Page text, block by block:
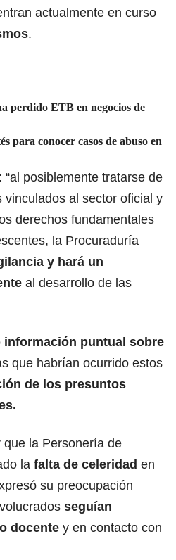
actualmente en curso
.
perdido ETB en negocios de
para conocer casos de abuso en
posiblemente tratarse de
vinculados al sector oficial y
derechos fundamentales
la Procuraduría
y hará un
al desarrollo de las
información puntual sobre
que habrían ocurrido estos
de los presuntos
la Personería de
la falta de celeridad en
su preocupación
seguían
docente y en contacto con